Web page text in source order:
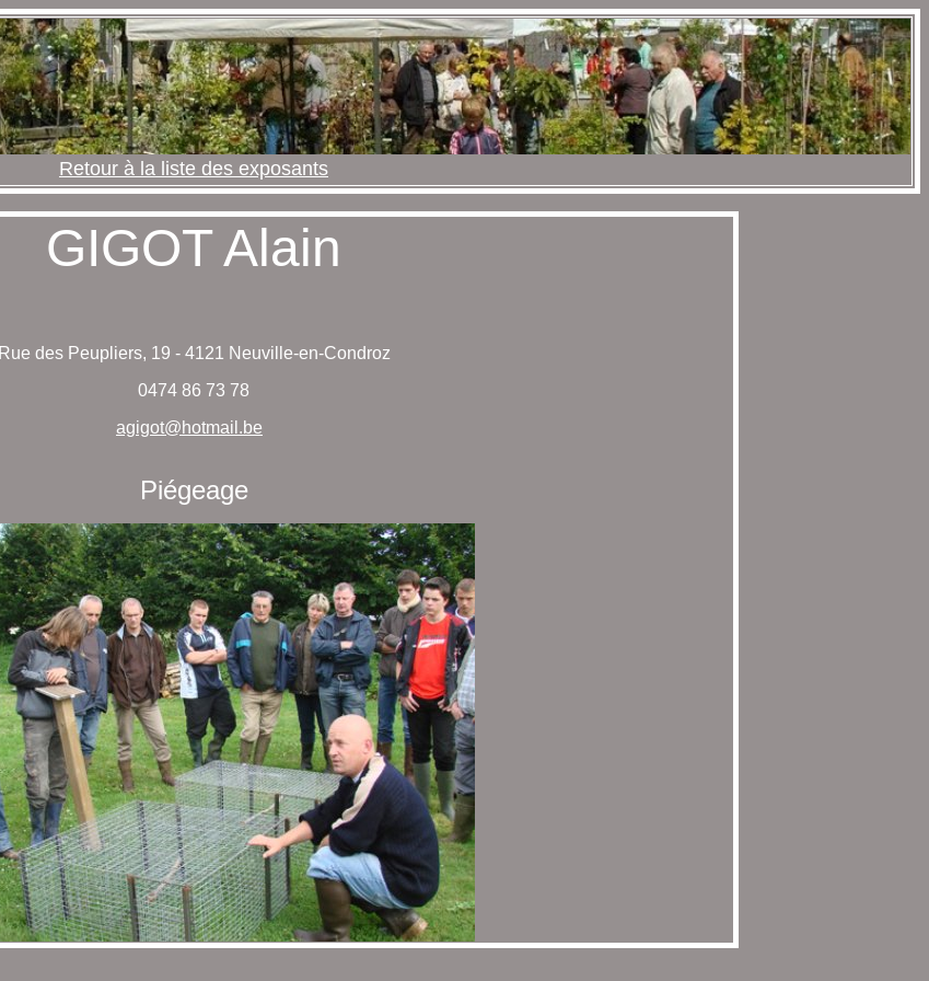
Retour à la liste des exposants
GIGOT Alain
Rue des Peupliers, 19 - 4121 Neuville-en-Condroz
0474 86 73 78
agigot@hotmail.be
Piégeage